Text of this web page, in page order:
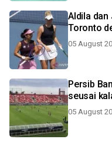
Aldila dan
Toronto
05 August
Persib
seusai
05 August